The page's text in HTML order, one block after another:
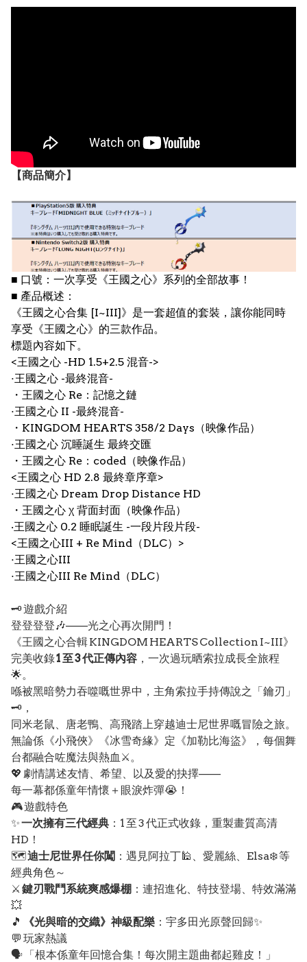
【商品簡介】
■ 口號：一次享受《王國之心》系列的全部故事！
■ 產品概述：
《王國之心合集 [I~III]》是一套超值的套裝，讓你能同時
享受《王國之心》的三款作品。
標題內容如下。
<王國之心 -HD 1.5+2.5 混音->
·王國之心 -最終混音-
・王國之心 Re：記憶之鏈
·王國之心 II -最終混音-
・KINGDOM HEARTS 358/2 Days（映像作品）
·王國之心 沉睡誕生 最終交匯
・王國之心 Re：coded（映像作品）
<王國之心 HD 2.8 最終章序章>
·王國之心 Dream Drop Distance HD
・王國之心 χ 背面封面（映像作品）
‧王國之心 0.2 睡眠誕生 -一段片段片段-
<王國之心III + Re Mind（DLC）>
·王國之心III
·王國之心III Re Mind（DLC）
🗝️ 遊戲介紹
登登登登🎶——光之心再次開門！
《王國之心合輯 KINGDOM HEARTS Collection I~III》
完美收錄1 至 3 代正傳內容 ，一次過玩晒索拉成長全旅程
🌟。
喺被黑暗勢力吞噬嘅世界中，主角索拉手持傳說之「鑰刃」
🗝️，
同米老鼠、唐老鴨、高飛踏上穿越迪士尼世界嘅冒險之旅。
無論係《小飛俠》《冰雪奇緣》定《加勒比海盜》，每個舞
台都融合咗魔法與熱血⚔️。
💖 劇情講述友情、希望、以及愛的抉擇——
每一幕都係童年情懷＋眼淚炸彈😭！
🎮 遊戲特色
✨一次擁有三代經典 ：1 至 3 代正式收錄，重製畫質高清
HD！
🗺️迪士尼世界任你闖 ：遇見阿拉丁🕌、愛麗絲、Elsa❄️ 等
經典角色～
⚔️鍵刃戰鬥系統爽感爆棚 ：連招進化、特技登場、特效滿滿
💥
🎵
《光與暗的交織》神級配樂 ：宇多田光原聲回歸✨
💬 玩家熱議
🗣️ 「根本係童年回憶合集！每次開主題曲都起雞皮！」